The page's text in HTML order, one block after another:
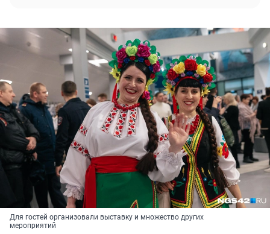
Для гостей организовали выставку и множество других
мероприятий